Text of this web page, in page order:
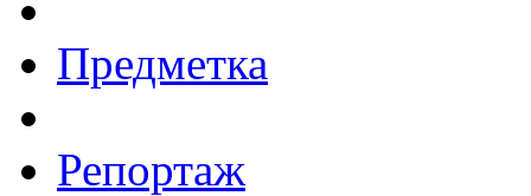
Предметка
Репортаж